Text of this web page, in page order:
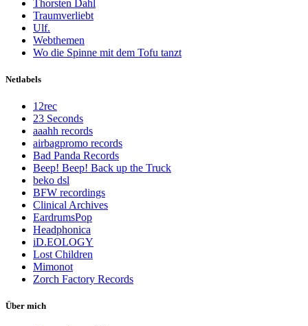
Thorsten Dahl
Traumverliebt
Ulf.
Webthemen
Wo die Spinne mit dem Tofu tanzt
Netlabels
12rec
23 Seconds
aaahh records
airbagpromo records
Bad Panda Records
Beep! Beep! Back up the Truck
beko dsl
BFW recordings
Clinical Archives
EardrumsPop
Headphonica
iD.EOLOGY
Lost Children
Mimonot
Zorch Factory Records
Über mich